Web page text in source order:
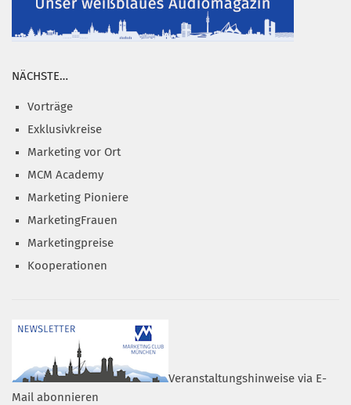
NÄCHSTE…
Vorträge
Exklusivkreise
Marketing vor Ort
MCM Academy
Marketing Pioniere
MarketingFrauen
Marketingpreise
Kooperationen
Veranstaltungshinweise via E-
Mail abonnieren